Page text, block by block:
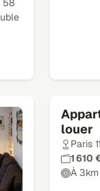
58
louer
Paris
1 610
À